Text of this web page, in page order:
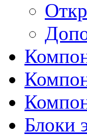
Блоки